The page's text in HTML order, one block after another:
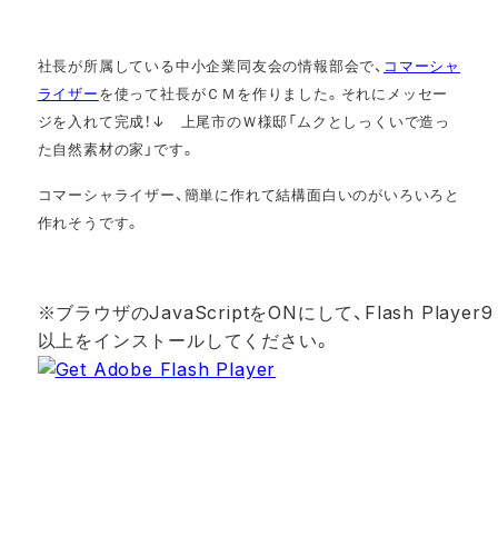
社長が所属している中小企業同友会の情報部会で、 コマーシャ
ライザーを使って社長がＣＭを作りました。それにメッセー
ジを入れて完成！↓ 上尾市のＷ様邸「ムクとしっくいで造っ
た自然素材の家」です。
コマーシャライザー、簡単に作れて結構面白いのがいろいろと
作れそうです。
※ブラウザのJavaScriptをONにして、Flash Player9
以上をインストールしてください。